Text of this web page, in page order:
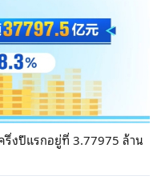
รึ่งปีแรกอยู่ที่ 3.77975 ล้าน